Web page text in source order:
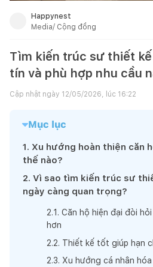
Happynest
Media/ Cộng đồng
Tìm kiến trúc sư thiết
tín và phù hợp nhu cầu
Cập nhật ngày 12/05/2026, lúc 16:22
Mục lục
1. Xu hướng hoàn thiện căn
thế nào?
2. Vì sao tìm kiến trúc sư
ngày càng quan trọng?
2.1 . Căn hộ hiện đại đòi
hơn
2.2. Thiết kế tốt giúp hạn
2.3. Xu hướng cá nhân